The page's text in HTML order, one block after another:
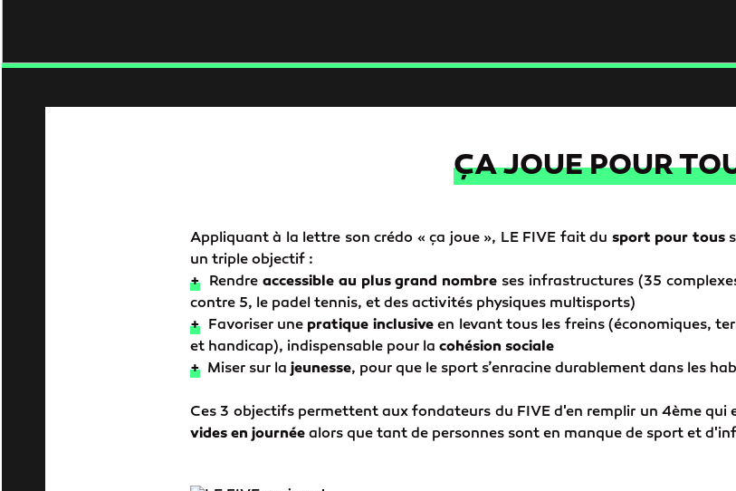
ÇA JOUE POUR
Appliquant à la lettre son crédo « ça joue », LE FIVE fait du sport pour tous
un triple objectif :
+ Rendre accessible au plus grand nombre ses infrastructures (35
contre 5, le padel tennis, et des activités physiques multisports)
+ Favoriser une pratique inclusiveen levant tous les freins (économiques,
et handicap), indispensable pour la cohésion sociale
+ Miser sur lajeunesse, pour que le sport s’enracine durablement dans les
Ces 3 objectifs permettent aux fondateurs du FIVE d'en remplir un 4ème qui
vides en journée alors que tant de personnes sont en manque de sport et